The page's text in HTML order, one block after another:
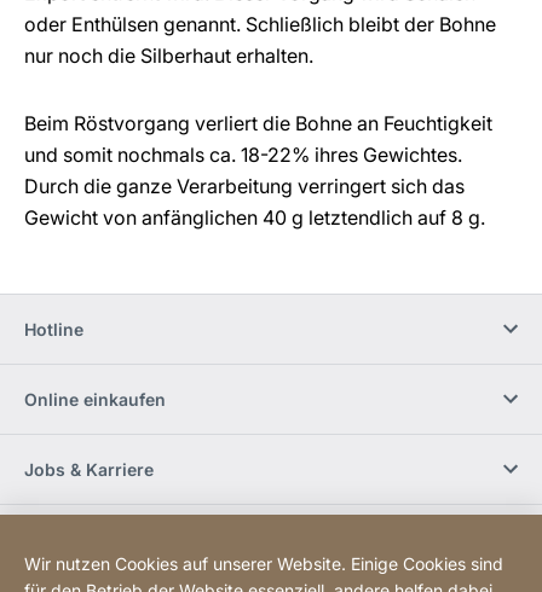
oder Enthülsen genannt. Schließlich bleibt der Bohne
nur noch die Silberhaut erhalten.
Beim Röstvorgang verliert die Bohne an Feuchtigkeit
und somit nochmals ca. 18-22% ihres Gewichtes.
Durch die ganze Verarbeitung verringert sich das
Gewicht von anfänglichen 40 g letztendlich auf 8 g.
Hotline
Online einkaufen
Jobs & Karriere
Wir nutzen Cookies auf unserer Website. Einige Cookies sind